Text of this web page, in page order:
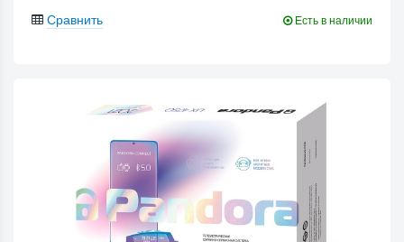
Сравнить Есть в наличии